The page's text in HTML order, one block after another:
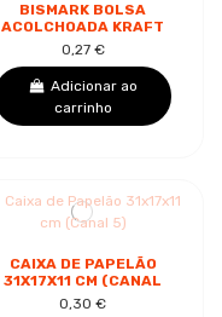
BISMARK BOLSA
ACOLCHOADA KRAFT
Nº14 180X265MM -
REVESTIMENTO
INTERNO DE FOLHAS
DE BOLHA...
0,27 €
Adicionar ao
carrinho
CAIXA DE PAPELÃO
31X17X11 CM (CANAL
5)
0,30 €